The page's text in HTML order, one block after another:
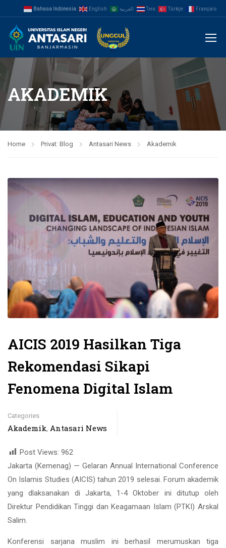
Bahasa Indonesia English العربية ไทย Türkçe Français
AKADEMIK
Home Privat: Blog Antasari News Akademik
AICIS 2019 Hasilkan Tiga
Rekomendasi Sikapi
Fenomena Digital Islam
Categories
Akademik, Antasari News
Post Views: 962
Jakarta (Kemenag) — Gelaran Annual International Conference
On Islamis Studies (AICIS) tahun 2019 selesai. Forum akademik
yang dlaksanakan di Jakarta, 1-4 Oktober ini ditutup oleh
Direktur Pendidikan Tinggi dan Keagamaan Islam (PTKI) Arskal
Salim.
Konferensi sarjana muslim ini berhasil merumuskan tiga